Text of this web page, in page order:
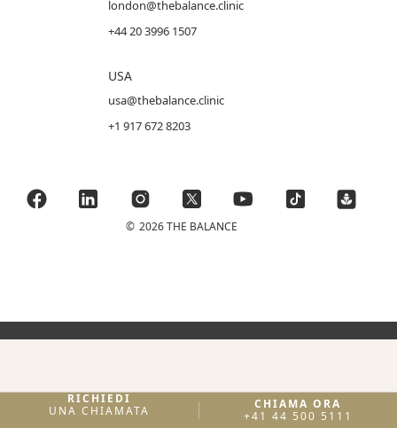
london@thebalance.clinic
+44 20 3996 1507
USA
usa@thebalance.clinic
+1 917 672 8203
© 2026 THE BALANCE
RICHIEDI
UNA CHIAMATA
CHIAMA ORA
+41 44 500 5111